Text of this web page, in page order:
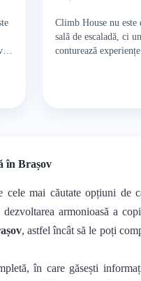
Climb House nu este
sală de escaladă, ci
conturează
în Brașov
cele mai căutate opțiuni
armonioasă a
, astfel încât să le poți
în care găsești